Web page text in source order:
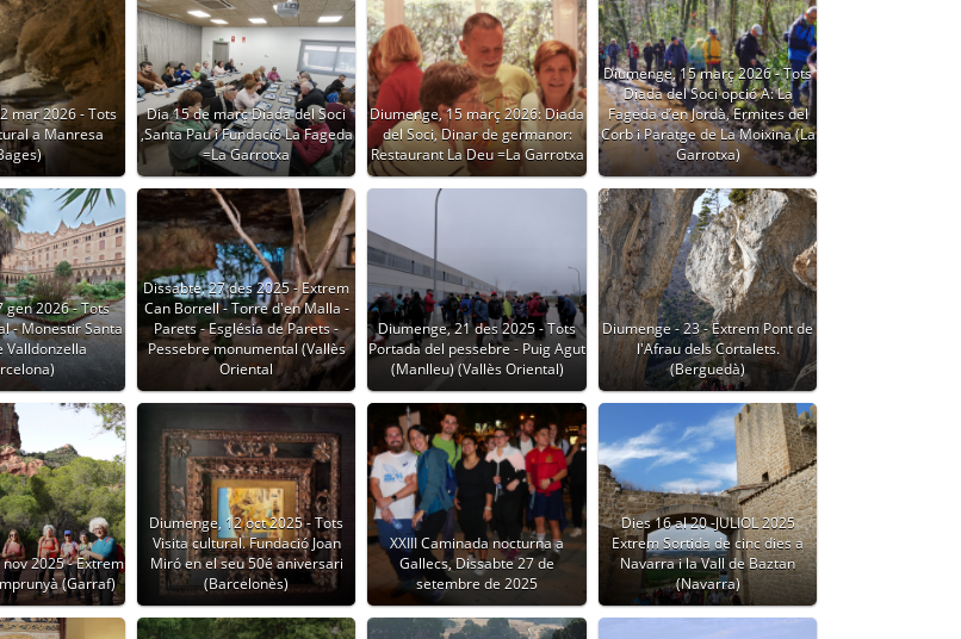
mar 2026 - Tots
a Manresa
Dia 15 de març Diada del Soci
,Santa Pau i Fundació La Fageda
=La Garrotxa
Diumenge, 15 març 2026: Diada
del Soci, Dinar de germanor:
Restaurant La Deu =La Garrotxa
Diumenge, 15 març 2026 - Tots
Diada del Soci opció A: La
Fageda d’en Jordà, Ermites del
Corb i Paratge de La Moixina (La
Garrotxa)
gen 2026 - Tots
- Monestir Santa
Valldonzella
Dissabte, 27 des 2025 - Extrem
Can Borrell - Torre d'en Malla -
Parets - Església de Parets -
Pessebre monumental (Vallès
Oriental
Diumenge, 21 des 2025 - Tots
Portada del pessebre - Puig Agut
(Manlleu) (Vallès Oriental)
Diumenge - 23 - Extrem Pont de
l'Afrau dels Cortalets.
(Berguedà)
2025 - Extrem
(Garraf)
Diumenge, 12 oct 2025 - Tots
Visita cultural. Fundació Joan
Miró en el seu 50é aniversari
(Barcelonès)
XXIII Caminada nocturna a
Gallecs, Dissabte 27 de
setembre de 2025
Dies 16 al 20 -JULIOL 2025
Extrem Sortida de cinc dies a
Navarra i la Vall de Baztan
(Navarra)